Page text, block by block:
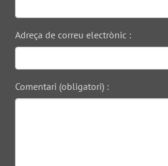
Adreça de correu electrònic :
Comentari (obligatori) :